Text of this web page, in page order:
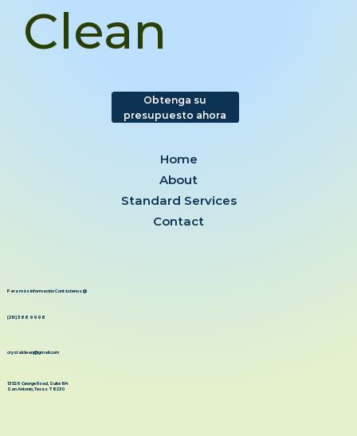
Clean
Obtenga su
presupuesto ahora
crystalcleanj@gmail.com
(210) 388 9998
13526 George Road, Suite 104
San Antonio, Texas 78230
Para más información Contáctenos @
Home
About
Standard Services
Contact